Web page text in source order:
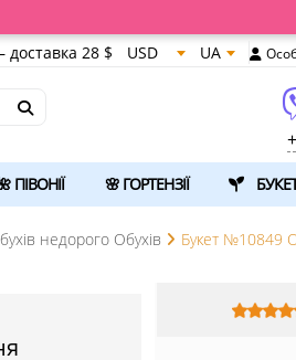
доставка 28 $ USD UA
ПІВОНІЇ 🌸 ГОРТЕНЗІЇ
недорого Обухів Букет №10849